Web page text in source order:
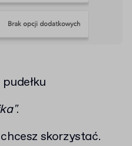
.
skorzystać.